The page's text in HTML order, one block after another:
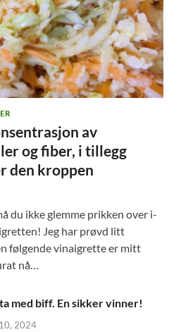
av
og fiber, i tillegg
den kroppen
du ikke glemme prikken over i-
Jeg har prøvd litt
følgende vinaigrette er mitt
nå…
med biff. En sikker vinner!
2024